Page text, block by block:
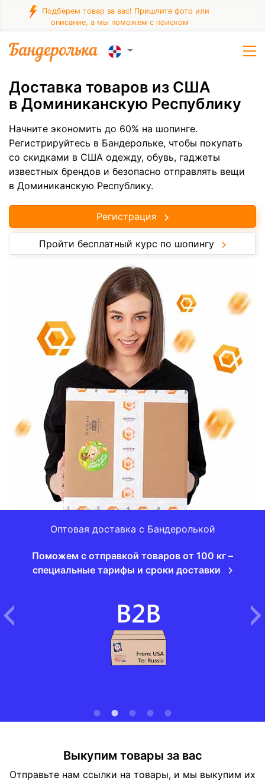
Подберем товар за вас! Пришлите фото или
описание, а мы поможем с поиском
Доставка товаров из США
в Доминиканскую Республику
Начните экономить до 60% на шопинге.
Регистрируйтесь в Бандерольке, чтобы покупать
со скидками в США одежду, обувь, гаджеты
известных брендов и безопасно отправлять вещи
в Доминиканскую Республику.
Регистрация
Пройти бесплатный курс по шопингу
Оптовая доставка с Бандеролькой
Поможем с отправкой товаров от 100 кг –
специальные тарифы и сроки доставки
Выкупим товары за вас
Отправьте нам ссылки на товары, и мы выкупим их